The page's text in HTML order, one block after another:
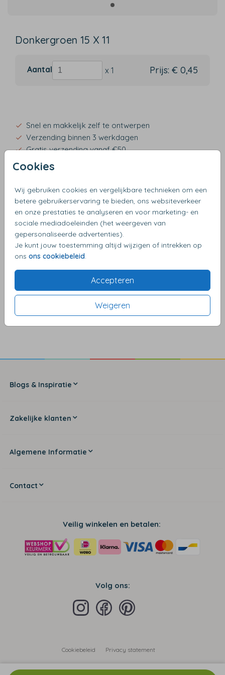
Cookies
Wij gebruiken cookies en vergelijkbare technieken om een
betere gebruikerservaring te bieden, ons websiteverkeer
en onze prestaties te analyseren en voor marketing- en
sociale mediadoeleinden (het weergeven van
gepersonaliseerde advertenties).
Je kunt jouw toestemming altijd wijzigen of intrekken op
ons ons cookiebeleid
Accepteren
Weigeren
Donkergroen 15 X 11
Aantal x 1 Prijs: € 0,45
Snel en makkelijk zelf te ontwerpen
Verzending binnen 3 werkdagen
Gratis verzending vanaf €50
OMSCHRIJVING
donkergroen 15 x 11
van de 5 sterren
Blogs & Inspiratie
Zakelijke klanten
Algemene Informatie
Contact
Veilig winkelen en betalen:
Volg ons:
Cookiebeleid Privacy statement
Algemene voorwaarden